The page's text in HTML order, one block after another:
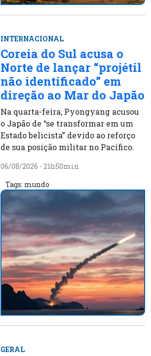
INTERNACIONAL
Coreia do Sul acusa o
Norte de lançar “projétil
não identificado” em
direção ao Mar do Japão
Na quarta-feira, Pyongyang acusou
o Japão de “se transformar em um
Estado belicista” devido ao reforço
de sua posição militar no Pacífico.
06/08/2026 - 21h50min
Tags: mundo
GERAL